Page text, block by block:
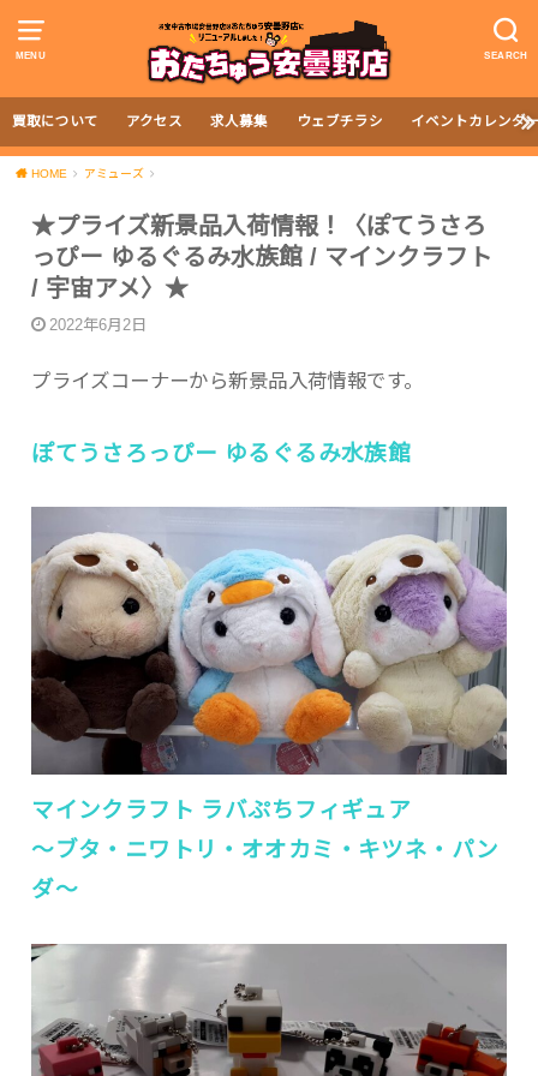
MENU SEARCH
買取について アクセス 求人募集 ウェブチラシ イベントカレンダ
HOME アミューズ
★プライズ新景品入荷情報！〈ぽてうさろ
っぴー ゆるぐるみ水族館 / マインクラフト
/ 宇宙アメ〉★
2022年6月2日
プライズコーナーから新景品入荷情報です。
ぽてうさろっぴー ゆるぐるみ水族館
マインクラフト ラバぷちフィギュア
～ブタ・ニワトリ・オオカミ・キツネ・パン
ダ～